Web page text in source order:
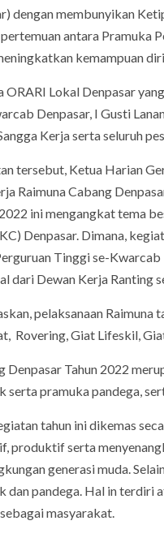
dengan membunyikan
antara Pramuka
kemampuan
ORARI Lokal Denpasar
Denpasar, I Gusti
Kerja serta seluruh
tersebut, Ketua Harian
Raimuna Cabang
ini mengangkat tema
Denpasar. Dimana,
Tinggi se-Kwarcab
dari Dewan Kerja Ranting
pelaksanaan Raimuna
Rovering, Giat Lifeskil,
Denpasar Tahun 2022
serta pramuka pandega,
tahun ini dikemas
produktif serta
generasi muda.
dan pandega. Hal in terdiri
masyarakat.